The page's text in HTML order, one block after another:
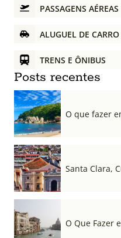
PASSAGENS AÉREAS
ALUGUEL DE CARRO
TRENS E ÔNIBUS
Posts recentes
O que fazer
Santa Clara,
O Que Fazer